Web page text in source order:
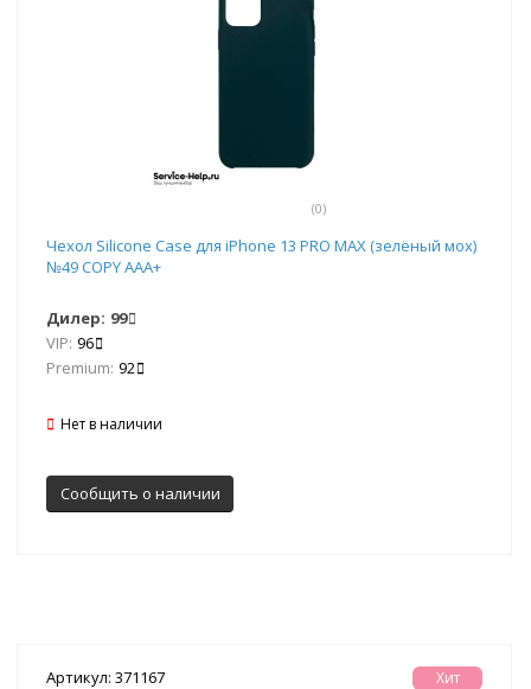
(0)
Чехол Silicone Case для iPhone 13 PRO MAX (зелёный мох)
№49 COPY AAA+
Дилер: 99
VIP: 96
Premium: 92
Нет в наличии
Сообщить о наличии
Артикул: 371167 Хит